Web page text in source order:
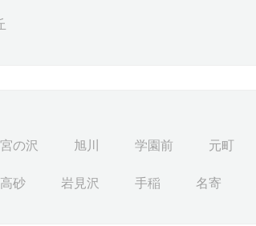
宮の沢 旭川 学園前 元町
高砂 岩見沢 手稲 名寄